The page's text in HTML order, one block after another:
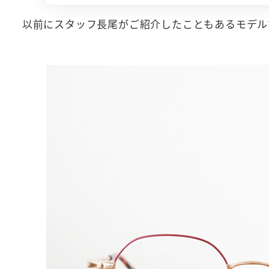
以前にスタッフ長尾がご紹介したこともあるモデ